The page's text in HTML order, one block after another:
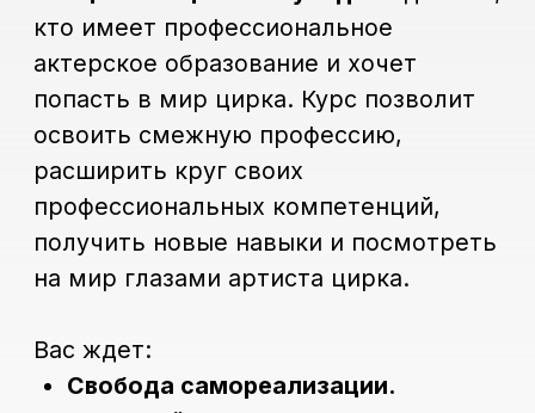
неизменно востребованы.
Записаться
+7 (965) 131-49-92
Наши партнеры